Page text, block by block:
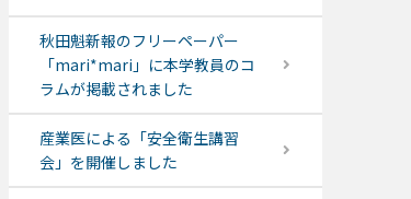
秋田魁新報のフリーペーパー
「mari*mari」に本学教員のコ
ラムが掲載されました
産業医による「安全衛生講習
会」を開催しました